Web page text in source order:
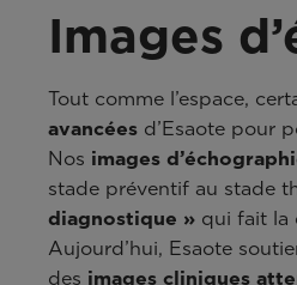
Images
Tout comme l’espace,
avancées d’Esaote pour
Nos images
stade préventif au stade
diagnostique » qui fait la
Aujourd’hui, Esaote
des images cliniques